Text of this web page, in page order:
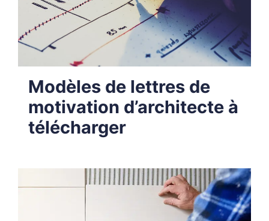
Modèles de lettres de
motivation d’architecte à
télécharger